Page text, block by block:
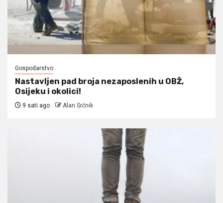
Gospodarstvo
Nastavljen pad broja nezaposlenih u OBŽ,
Osijeku i okolici!
9 sati ago Alan Srčnik